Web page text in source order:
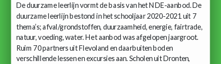
De duurzame leerlijn vormt de basis van het NDE-aanbod. De
duurzame leerlijn bestond in het schooljaar 2020-2021 uit 7
thema’s; afval/grondstoffen, duurzaamheid, energie, fairtrade,
natuur, voeding, water. Het aanbod was afgelopen jaargroot.
Ruim 70 partners uit Flevoland en daarbuiten boden
verschillende lessen en excursies aan. Scholen uit Dronten,